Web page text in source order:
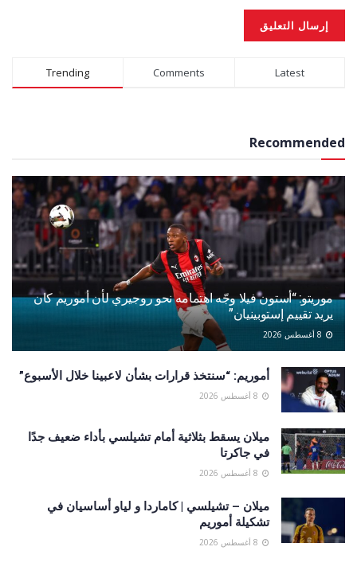
Trending Comments Latest
Recommended
موريتو: “أستون فيلا وجّه اهتمامه نحو روجيري لأن أموريم كان
يريد تقييم إستوبينيان”
أموريم: “سنتخذ قرارات بشأن لاعبينا خلال الأسبوع”
ميلان يسقط بثلاثية أمام تشيلسي بأداء ضعيف جدًا
في جاكرتا
ميلان – تشيلسي | كاماردا و لياو أساسيان في
تشكيلة أموريم